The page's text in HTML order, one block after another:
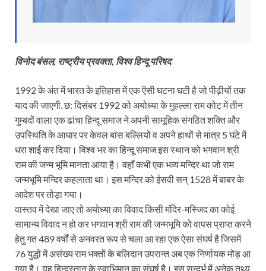
विनोद बंसल, राष्ट्रीय प्रवक्ता, विश्व हिन्दू परिषद
1992 के अंत में भारत के इतिहास में एक ऎसी घटना घटी है जो पीढ़ीयों तक
याद की जाएगी. छ: दिसंबर 1992 को अयोध्या के मुहल्ला राम कोट में तीन
गुम्बदों वाला एक ढांचा हिन्दू समाज ने अपनी सामूहिक संगठित शक्ति और
उपस्थिति के आधार पर केवल बांस बल्लियों व अपने हाथों से मात्र 5 घंटे में
धरा शाई कर दिया। विश्व भर का हिन्दू समाज इस स्थान को भगवान श्री
राम की जन्म भूमि मानता आया है। वहाँ कभी एक भव्य मन्दिर था जो राम
जन्मभूमि मन्दिर कहलाता था। इस मन्दिर को ईसवी सन् 1528 में बाबर के
आदेश पर तोड़ा गया।
वास्तव में देखा जाए तो अयोध्या का विवाद किसी मंदिर-मस्जिद का कोई
सामान्य विवाद न हो कर भगवान श्री राम की जन्मभूमि को वापस प्राप्त करने
हेतु गत 489 वर्षों से अनवरत रूप से चला आ रहा एक ऐसा संघर्ष है जिसमें
76 युद्धों में असंख्य राम भक्तों के बलिदान उपरान्त अब एक निर्णायक मोड़ आ
गया है। यह हिन्दुस्तान के स्वाभिमान का संघर्ष है। इस सन्दर्भ में अनेक तथ्य